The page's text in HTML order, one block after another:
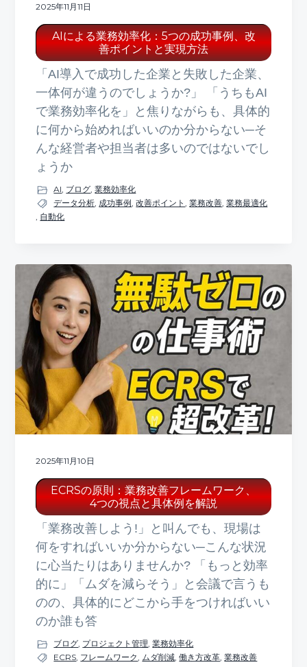
2025年11月11日
AIによる業務効率化：5つの成功事例、改
善ポイントと実現方法
「AI導入で成功した企業と失敗した企業、
一体何が違うのでしょうか?」 「うちもAI
で業務効率化を」と焦りながらも、具体的
に何から始めればいいのか分からない─そ
んな経営者や担当者は多いのではないでし
ょうか
AI, ブログ,業務効率化
データ分析, 成功事例,改善ポイント,業務改善,業務最適化
, 自動化
2025年11月10日
ECRSの原則：業務改善フレームワーク、
4つの視点と具体例を解説
「業務改善しよう!」と叫んでも、現場は
何をすればいいか分からない─こんな状況
に心当たりはありませんか? 「もっと効率
的に」「ムダを減らそう」と会議で言うも
のの、具体的にどこから手をつければいい
のか誰も答
ブログ, プロジェクト管理,業務効率化
ECRS, フレームワーク,ムダ削減,働き方改革,業務改善